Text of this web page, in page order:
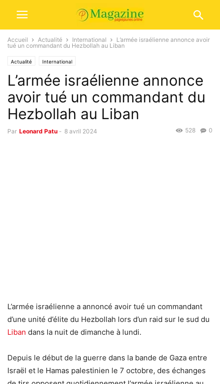
Accueil Actualité International
L’armée israélienne annonce avoir
tué un commandant du Hezbollah au Liban
Actualité International
L’armée israélienne annonce
avoir tué un commandant du
Hezbollah au Liban
Par Leonard Patu - 8 avril 2024 0
528
L’armée israélienne a annoncé avoir tué un commandant
d’une unité d’élite du Hezbollah lors d’un raid sur le sud du
Liban dans la nuit de dimanche à lundi.
Depuis le début de la guerre dans la bande de Gaza entre
Israël et le Hamas palestinien le 7 octobre, des échanges